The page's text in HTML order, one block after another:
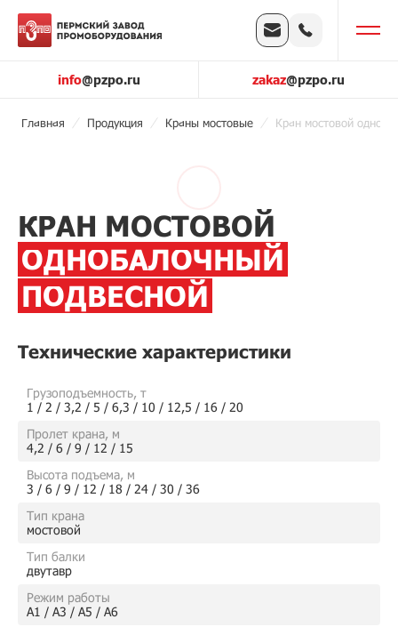
info@pzpo.ru zakaz@pzpo.ru
Главная Продукция Краны мостовые Кран мостовой
КРАН МОСТОВОЙ
ОДНОБАЛОЧНЫЙ
ПОДВЕСНОЙ
Технические характеристики
Грузоподъемность, т
1 / 2 / 3,2 / 5 / 6,3 / 10 / 12,5 / 16 / 20
Пролет крана, м
4,2 / 6 / 9 / 12 / 15
Высота подъема, м
3 / 6 / 9 / 12 / 18 / 24 / 30 / 36
Тип крана
мостовой
Тип балки
двутавр
Режим работы
А1 / А3 / А5 / А6